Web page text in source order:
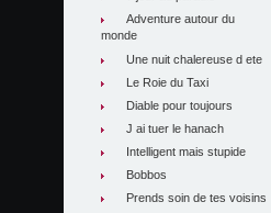
Adventure autour du
monde
Une nuit chalereuse d ete
Le Roie du Taxi
Diable pour toujours
J ai tuer le hanach
Intelligent mais stupide
Bobbos
Prends soin de tes voisins